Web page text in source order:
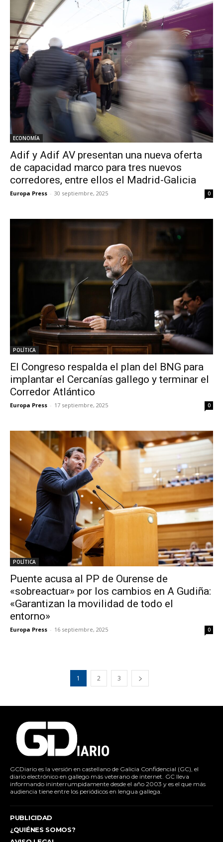
ECONOMÍA
Adif y Adif AV presentan una nueva oferta
de capacidad marco para tres nuevos
corredores, entre ellos el Madrid-Galicia
Europa Press - 30 septiembre, 2025 0
POLÍTICA
El Congreso respalda el plan del BNG para
implantar el Cercanías gallego y terminar el
Corredor Atlántico
Europa Press - 17 septiembre, 2025 0
POLÍTICA
Puente acusa al PP de Ourense de
«sobreactuar» por los cambios en A Gudiña:
«Garantizan la movilidad de todo el
entorno»
Europa Press - 16 septiembre, 2025 0
1 2 3
GCDiario es la versión en castellano de Galicia Confidencial (GC), el
diario electrónico en gallego más veterano de internet. GC lleva
informando ininterrumpidamente desde el año 2003 y es el que más
audiencia tiene entre los periódicos en lengua gallega.
PUBLICIDAD
¿QUIÉNES SOMOS?